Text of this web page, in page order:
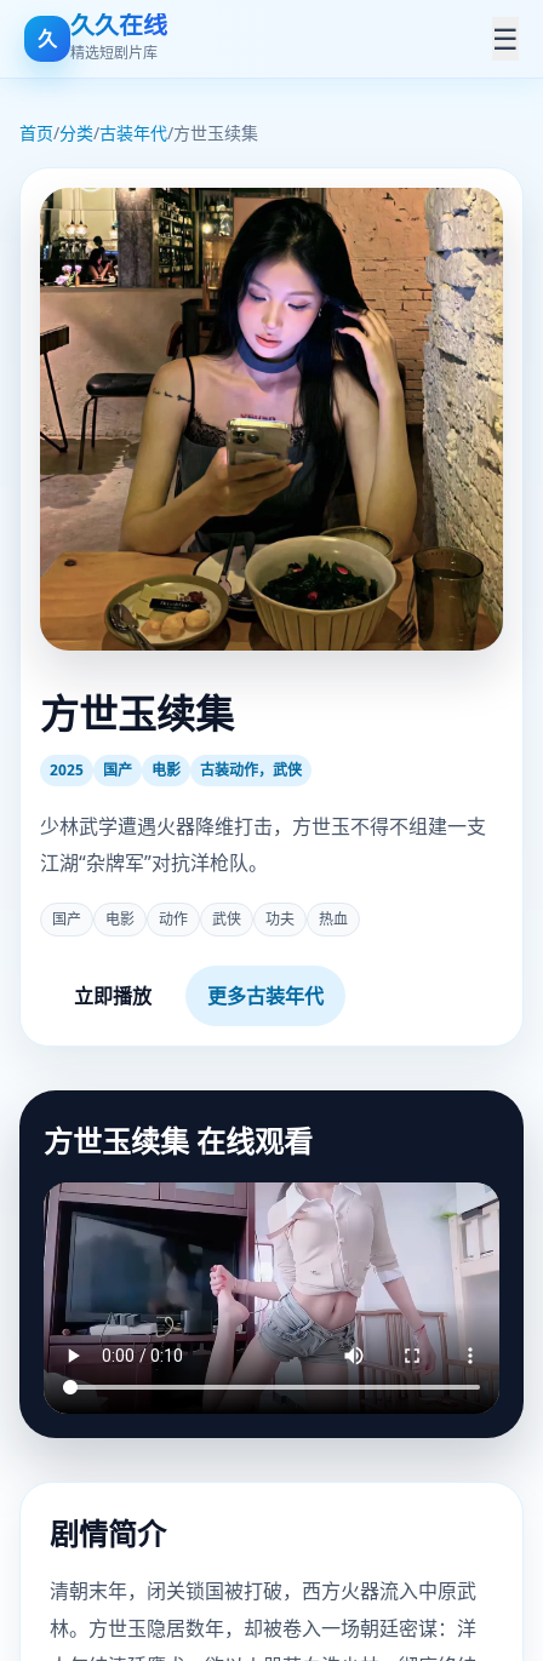
久 久久在线
精选短剧片库 ☰
首页/分类/古装年代/方世玉续集
方世玉续集
2025 国产 电影 古装动作，武侠
少林武学遭遇火器降维打击，方世玉不得不组建一支
江湖“杂牌军”对抗洋枪队。
国产 电影 动作 武侠 功夫 热血
立即播放 更多古装年代
方世玉续集 在线观看
剧情简介
清朝末年，闭关锁国被打破，西方火器流入中原武
林。方世玉隐居数年，却被卷入一场朝廷密谋：洋